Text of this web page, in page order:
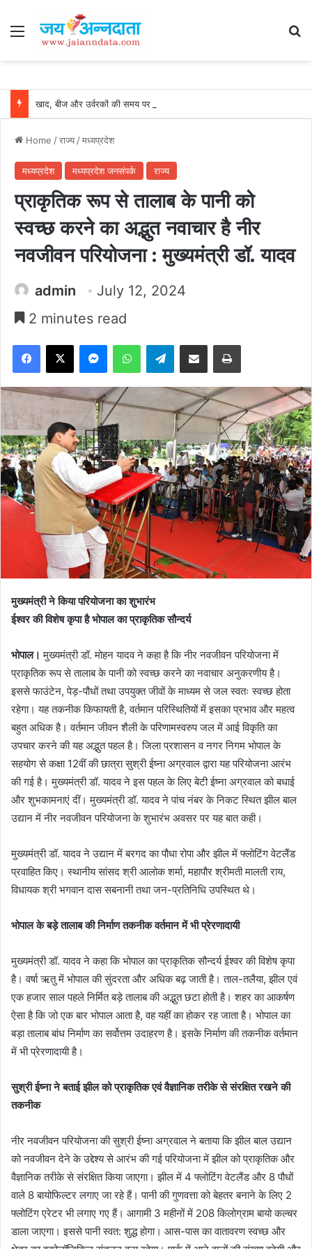
Menu
Home /राज्य/मध्यप्रदेश
मध्यप्रदेश मध्यप्रदेश जनसंपर्क राज्य
प्राकृतिक रूप से तालाब के पानी को
स्वच्छ करने का अद्भुत नवाचार है नीर
नवजीवन परियोजना : मुख्यमंत्री डॉ. यादव
admin
July 12, 2024
2 minutes read
Facebook
X MessengerWhatsAppTelegramShare via Email Print
मुख्यमंत्री ने किया परियोजना का शुभारंभ
ईश्वर की विशेष कृपा है भोपाल का प्राकृतिक सौन्दर्य
भोपाल। मुख्यमंत्री डॉ. मोहन यादव ने कहा है कि नीर नवजीवन परियोजना में
प्राकृतिक रूप से तालाब के पानी को स्वच्छ करने का नवाचार अनुकरणीय है।
इससे फाउंटेन, पेड़-पौधों तथा उपयुक्त जीवों के माध्यम से जल स्वतः स्वच्छ होता
रहेगा। यह तकनीक किफायती है, वर्तमान परिस्थितियों में इसका प्रभाव और महत्व
बहुत अधिक है। वर्तमान जीवन शैली के परिणामस्वरुप जल में आई विकृति का
उपचार करने की यह अद्भुत पहल है। जिला प्रशासन व नगर निगम भोपाल के
सहयोग से कक्षा 12वीं की छात्रा सुश्री ईष्ना अग्रवाल द्वारा यह परियोजना आरंभ
की गई है। मुख्यमंत्री डॉ. यादव ने इस पहल के लिए बेटी ईष्ना अग्रवाल को बधाई
और शुभकामनाएं दीं। मुख्यमंत्री डॉ. यादव ने पांच नंबर के निकट स्थित झील बाल
उद्यान में नीर नवजीवन परियोजना के शुभारंभ अवसर पर यह बात कही।
मुख्यमंत्री डॉ. यादव ने उद्यान में बरगद का पौधा रोपा और झील में फ्लोटिंग वेटलैंड
प्रवाहित किए। स्थानीय सांसद श्री आलोक शर्मा, महापौर श्रीमती मालती राय,
विधायक श्री भगवान दास सबनानी तथा जन-प्रतिनिधि उपस्थित थे।
भोपाल के बड़े तालाब की निर्माण तकनीक वर्तमान में भी प्रेरणादायी
मुख्यमंत्री डॉ. यादव ने कहा कि भोपाल का प्राकृतिक सौन्दर्य ईश्वर की विशेष कृपा
है। वर्षा ऋतु में भोपाल की सुंदरता और अधिक बढ़ जाती है। ताल-तलैया, झील एवं
एक हजार साल पहले निर्मित बड़े तालाब की अद्भुत छटा होती है। शहर का आकर्षण
ऐसा है कि जो एक बार भोपाल आता है, वह यहीं का होकर रह जाता है। भोपाल का
बड़ा तालाब बांध निर्माण का सर्वोत्तम उदाहरण है। इसके निर्माण की तकनीक वर्तमान
में भी प्रेरणादायी है।
सुश्री ईष्ना ने बताई झील को प्राकृतिक एवं वैज्ञानिक तरीके से संरक्षित रखने की
तकनीक
नीर नवजीवन परियोजना की सुश्री ईष्ना अग्रवाल ने बताया कि झील बाल उद्यान
को नवजीवन देने के उद्देश्य से आरंभ की गई परियोजना में झील को प्राकृतिक और
वैज्ञानिक तरीके से संरक्षित किया जाएगा। झील में 4 फ्लोटिंग वेटलैंड और 8 पौधों
वाले 8 बायोफिल्टर लगाए जा रहे हैं। पानी की गुणवत्ता को बेहतर बनाने के लिए 2
फ्लोटिंग एरेटर भी लगाए गए हैं। आगामी 3 महीनों में 208 किलोग्राम बायो कल्चर
डाला जाएगा। इससे पानी स्वत: शुद्ध होगा। आस-पास का वातावरण स्वच्छ और